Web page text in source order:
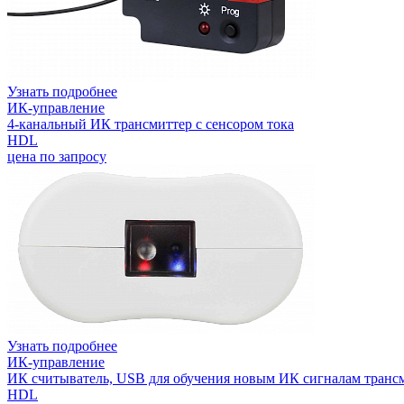
Узнать подробнее
ИК-управление
4-канальный ИК трансмиттер с сенсором тока
HDL
цена по запросу
Узнать подробнее
ИК-управление
ИК считыватель, USB для обучения новым ИК сигналам
HDL